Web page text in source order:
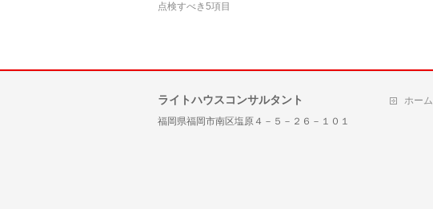
点検すべき5項目
ライトハウスコンサルタント
福岡県福岡市南区塩原４－５－２６－１０１
ホーム